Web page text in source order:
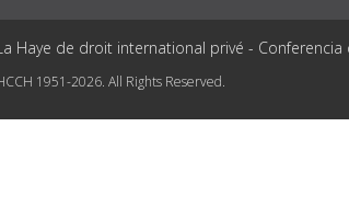
Haye de droit international privé -
1951-2026. All Rights Reserved.